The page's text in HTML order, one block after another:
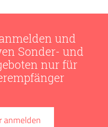
und
Sonder- und
nur für
anmelden